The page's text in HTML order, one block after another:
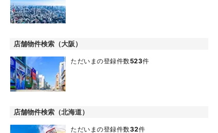
店舗物件検索（大阪）
ただいまの登録件数523件
店舗物件検索（北海道）
ただいまの登録件数32件